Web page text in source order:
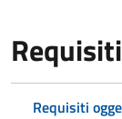
Requisiti
Requisiti